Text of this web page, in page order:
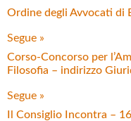
Ordine degli Avvocati di
Segue »
Corso-Concorso per
Filosofia – indirizzo
Segue »
Il Consiglio Incontra –